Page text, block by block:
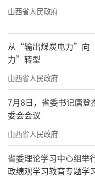
元化消费场景。
夜间经济新亮
项目推动、品牌
济”，激发消费
来夜好”夜间消费
节等活动，融合地
民游客深度参与，
跨界融合新
食”消费组合，既
以地方特色美食延
山西省人民政府
从“输出煤炭电力”向
力”转型
山西省人民政府
7月8日，省委书记唐登
委会会议
山西省人民政府
省委理论学习中心组举
政绩观学习教育专题学